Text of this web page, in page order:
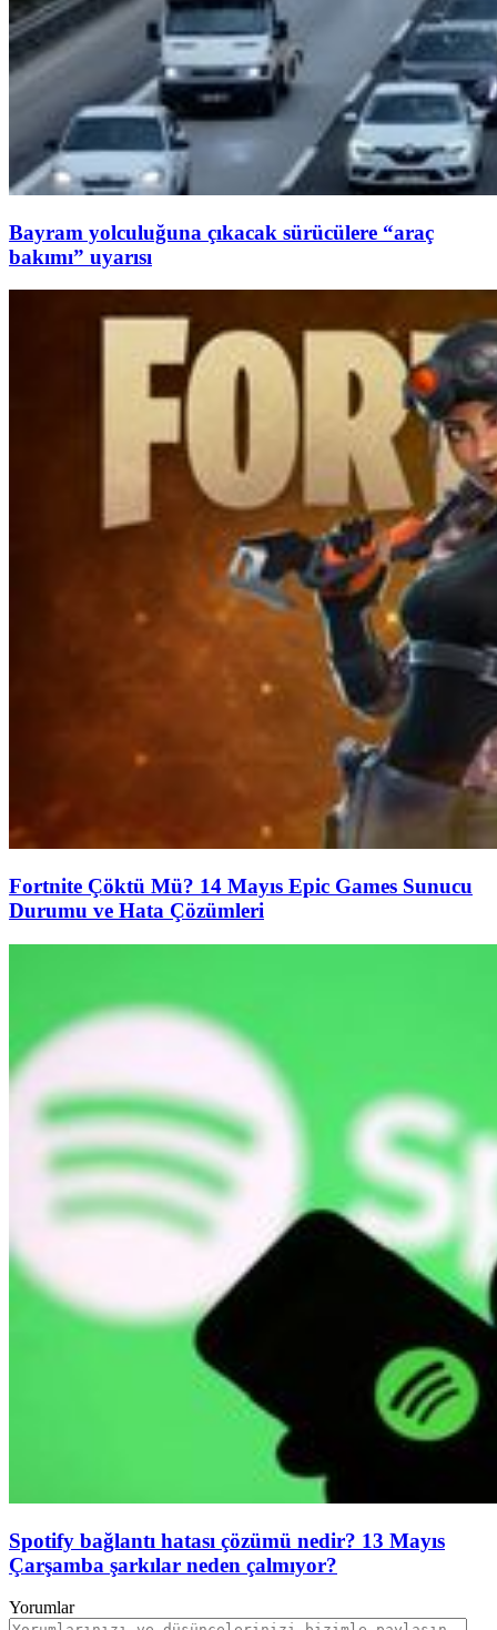
Bayram yolculuğuna çıkacak sürücülere “araç
bakımı” uyarısı
Fortnite Çöktü Mü? 14 Mayıs Epic Games Sunucu
Durumu ve Hata Çözümleri
Spotify bağlantı hatası çözümü nedir? 13 Mayıs
Çarşamba şarkılar neden çalmıyor?
Yorumlar